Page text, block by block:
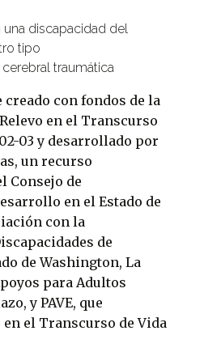
discapacidad del
tipo
traumática
creado con fondos de la
en el Transcurso
03 y desarrollado por
un recurso
Consejo de
en el Estado de
con la
de
de Washington, La
para Adultos
y PAVE, que
el Transcurso de Vida